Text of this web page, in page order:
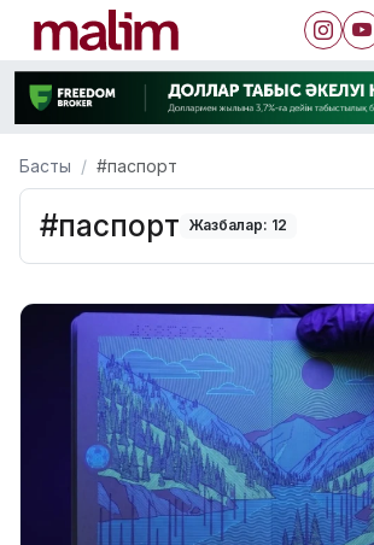
Басты #паспорт
#паспорт Жазбалар: 12